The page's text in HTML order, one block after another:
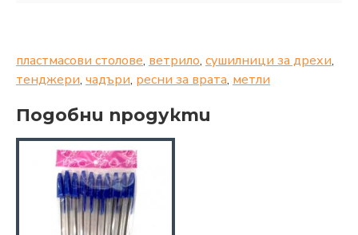
пластмасови столове, ветрило, сушилници за дрехи,
тенджери, чадъри, ресни за врата, метли
Подобни продукти